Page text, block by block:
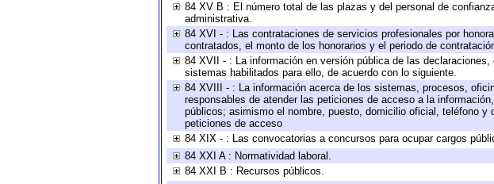
84 XV B : El número total de las plazas y del personal de
administrativa.
84 XVI - : Las contrataciones de servicios profesionales por
contratados, el monto de los honorarios y el periodo de
84 XVII - : La información en versión pública de las
sistemas habilitados para ello, de acuerdo con lo siguiente.
84 XVIII - : La información acerca de los sistemas, procesos,
responsables de atender las peticiones de acceso a la
públicos; asimismo el nombre, puesto, domicilio oficial, teléfono
peticiones de acceso
84 XIX - : Las convocatorias a concursos para ocupar cargos
84 XXI A : Normatividad laboral.
84 XXI B : Recursos públicos.